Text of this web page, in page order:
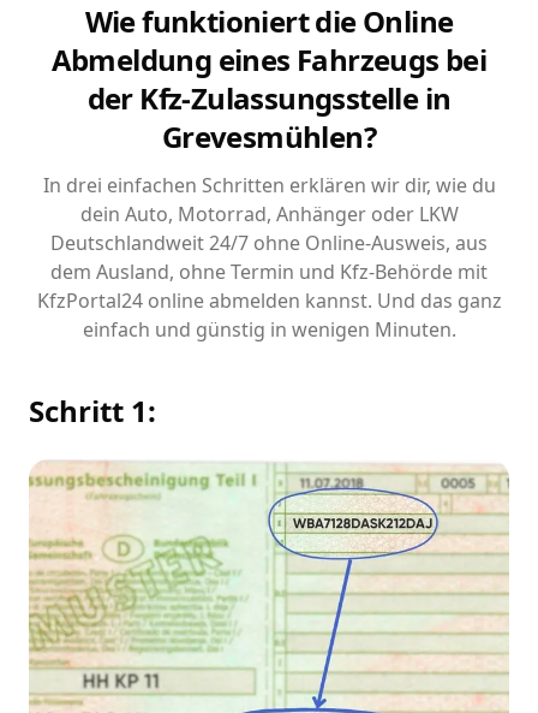
Wie funktioniert die Online
Abmeldung eines Fahrzeugs bei
der Kfz-Zulassungsstelle in
Grevesmühlen?
In drei einfachen Schritten erklären wir dir, wie du
dein Auto, Motorrad, Anhänger oder LKW
Deutschlandweit 24/7 ohne Online-Ausweis, aus
dem Ausland, ohne Termin und Kfz-Behörde mit
KfzPortal24 online abmelden kannst. Und das ganz
einfach und günstig in wenigen Minuten.
Schritt 1: